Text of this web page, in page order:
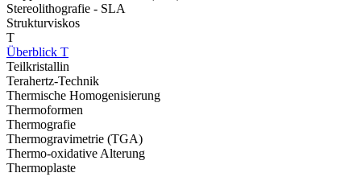
Stereolithografie - SLA
Strukturviskos
T
Überblick T
Teilkristallin
Terahertz-Technik
Thermische Homogenisierung
Thermoformen
Thermografie
Thermogravimetrie (TGA)
Thermo-oxidative Alterung
Thermoplaste